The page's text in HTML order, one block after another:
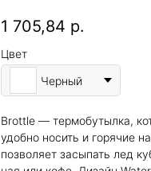
1 705,84 р.
Цвет
Черный
Brottle — термобутылка,
удобно носить и горячие
позволяет засыпать лед